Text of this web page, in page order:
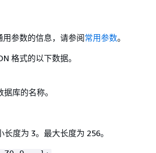
参数的信息，请参阅常用参数。
格式的以下数据。
库的名称。
度为 3。最大长度为 256。